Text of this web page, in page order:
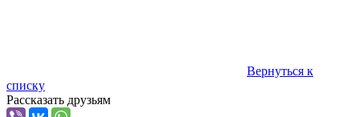
Вернуться к
списку
Рассказать друзьям